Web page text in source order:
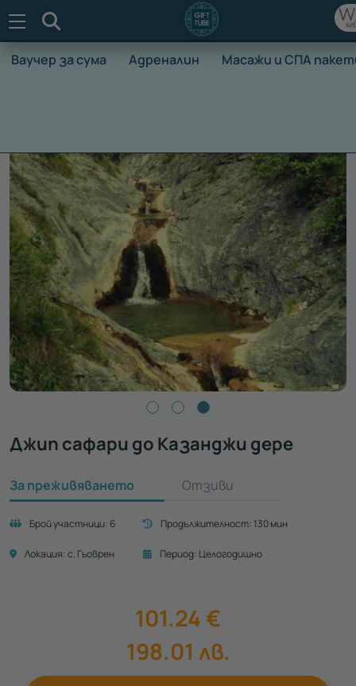
Ваучер за сума Адреналин Масажи и СПА
Джип сафари до Казанджи дере
За преживяването Отзиви
Брой участници: 6 Продължителност: 130 мин
Локация:с. Гьоврен Период: Целогодишно
101.24 €
198.01 лв.